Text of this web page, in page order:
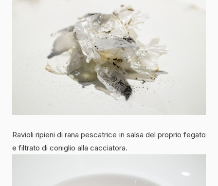
Ravioli ripieni di rana pescatrice in salsa del proprio fegato
e filtrato di coniglio alla cacciatora.